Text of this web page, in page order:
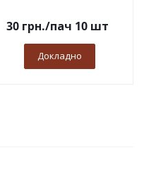
30грн./пач 10 шт
Докладно